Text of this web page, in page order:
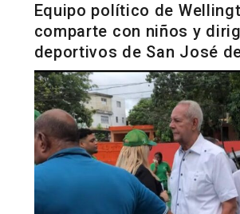
Equipo político de
comparte con niños y
deportivos de San José